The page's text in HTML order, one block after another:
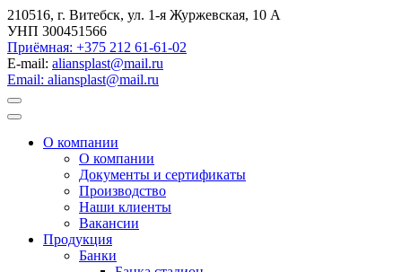
210516, г. Витебск, ул. 1-я Журжевская, 10 А
УНП 300451566
Приёмная: +375 212 61-61-02
E-mail: aliansplast@mail.ru
Email: aliansplast@mail.ru
О компании
О компании
Документы и сертификаты
Производство
Наши клиенты
Вакансии
Продукция
Банки